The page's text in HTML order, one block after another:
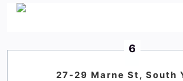
6
27-29 Marne St, South